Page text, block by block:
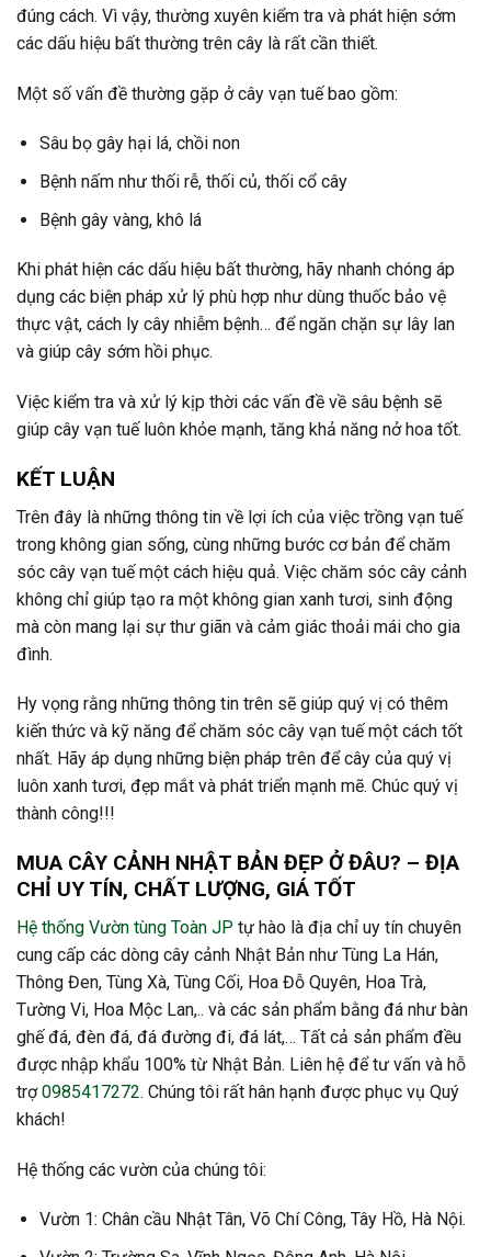
đúng cách. Vì vậy, thường xuyên kiểm tra và phát hiện sớm
các dấu hiệu bất thường trên cây là rất cần thiết.
Một số vấn đề thường gặp ở cây vạn tuế bao gồm:
Sâu bọ gây hại lá, chồi non
Bệnh nấm như thối rễ, thối củ, thối cổ cây
Bệnh gây vàng, khô lá
Khi phát hiện các dấu hiệu bất thường, hãy nhanh chóng áp
dụng các biện pháp xử lý phù hợp như dùng thuốc bảo vệ
thực vật, cách ly cây nhiễm bệnh… để ngăn chặn sự lây lan
và giúp cây sớm hồi phục.
Việc kiểm tra và xử lý kịp thời các vấn đề về sâu bệnh sẽ
giúp cây vạn tuế luôn khỏe mạnh, tăng khả năng nở hoa tốt.
KẾT LUẬN
Trên đây là những thông tin về lợi ích của việc trồng vạn tuế
trong không gian sống, cùng những bước cơ bản để chăm
sóc cây vạn tuế một cách hiệu quả. Việc chăm sóc cây cảnh
không chỉ giúp tạo ra một không gian xanh tươi, sinh động
mà còn mang lại sự thư giãn và cảm giác thoải mái cho gia
đình.
Hy vọng rằng những thông tin trên sẽ giúp quý vị có thêm
kiến thức và kỹ năng để chăm sóc cây vạn tuế một cách tốt
nhất. Hãy áp dụng những biện pháp trên để cây của quý vị
luôn xanh tươi, đẹp mắt và phát triển mạnh mẽ. Chúc quý vị
thành công!!!
MUA CÂY CẢNH NHẬT BẢN ĐẸP Ở ĐÂU? – ĐỊA
CHỈ UY TÍN, CHẤT LƯỢNG, GIÁ TỐT
Hệ thống Vườn tùng Toàn JP tự hào là địa chỉ uy tín chuyên
cung cấp các dòng cây cảnh Nhật Bản như Tùng La Hán,
Thông Đen, Tùng Xà, Tùng Cối, Hoa Đỗ Quyên, Hoa Trà,
Tường Vi, Hoa Mộc Lan,.. và các sản phẩm bằng đá như bàn
ghế đá, đèn đá, đá đường đi, đá lát,… Tất cả sản phẩm đều
được nhập khẩu 100% từ Nhật Bản. Liên hệ để tư vấn và hỗ
trợ0985417272. Chúng tôi rất hân hạnh được phục vụ Quý
khách!
Hệ thống các vườn của chúng tôi:
Vườn 1: Chân cầu Nhật Tân, Võ Chí Công, Tây Hồ, Hà Nội.